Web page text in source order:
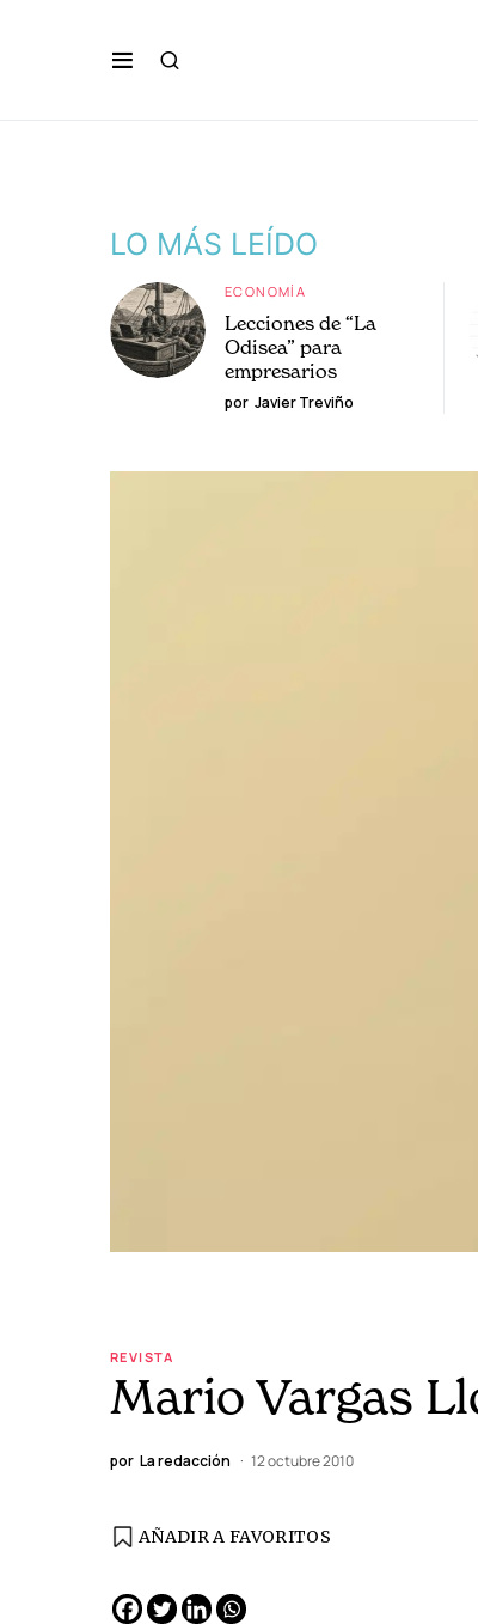
LO MÁS LEÍDO
ECONOMÍA
Lecciones de “La
Odisea” para
empresarios
por Javier Treviño
REVISTA
Mario Vargas
por La redacción 12 octubre 2010
AÑADIR A FAVORITOS